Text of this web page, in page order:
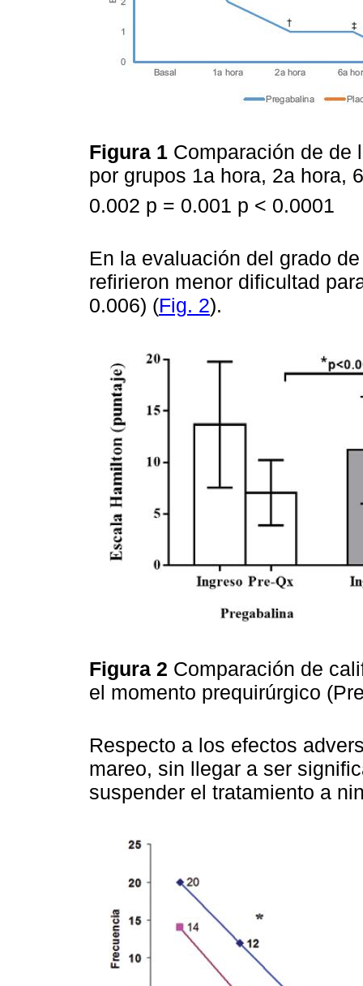
Figura 1 Comparación de de
por grupos 1a hora, 2a hora,
0.002 p = 0.001 p < 0.0001
En la evaluación del grado
refirieron menor dificultad
0.006) (Fig. 2).
Figura 2 Comparación de
el momento prequirúrgico
Respecto a los efectos
mareo, sin llegar a ser
suspender el tratamiento a